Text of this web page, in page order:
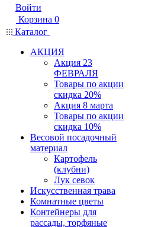
Войти
Корзина 0
Каталог
АКЦИЯ
Акция 23
ФЕВРАЛЯ
Товары по акции
скидка 20%
Акция 8 марта
Товары по акции
скидка 10%
Весовой посадочный
материал
Картофель
(клубни)
Лук севок
Искусственная трава
Комнатные цветы
Контейнеры для
рассады, торфяные